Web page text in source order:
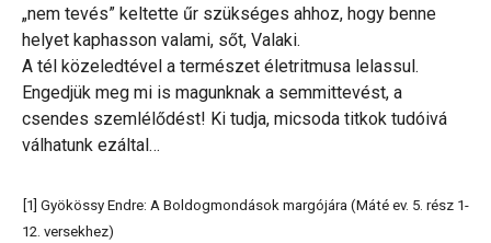
„nem tevés” keltette űr szükséges ahhoz, hogy benne
helyet kaphasson valami, sőt, Valaki.
A tél közeledtével a természet életritmusa lelassul.
Engedjük meg mi is magunknak a semmittevést, a
csendes szemlélődést! Ki tudja, micsoda titkok tudóivá
válhatunk ezáltal…
[1] Gyökössy Endre: A Boldogmondások margójára (Máté ev. 5. rész 1-
12. versekhez)